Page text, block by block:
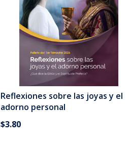
Reflexiones sobre las joyas y el
adorno personal
$3.80